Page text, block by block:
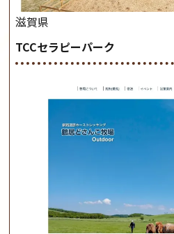
滋賀県
TCCセラピーパーク